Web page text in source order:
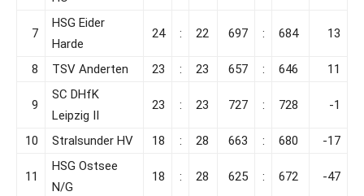
7
HSG Eider
Harde
24 : 22 697 : 684 13
8 TSV Anderten 23 : 23 657 : 646 11
9
SC DHfK
Leipzig II
23 : 23 727 : 728 -1
10 Stralsunder HV 18 : 28 663 : 680 -17
11
HSG Ostsee
N/G
18 : 28 625 : 672 -47